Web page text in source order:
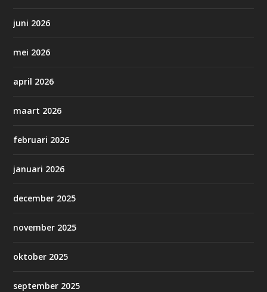
juni 2026
mei 2026
april 2026
maart 2026
februari 2026
januari 2026
december 2025
november 2025
oktober 2025
september 2025